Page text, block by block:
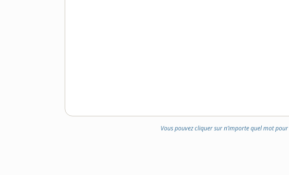
Vous pouvez cliquer sur n’importe quel mot